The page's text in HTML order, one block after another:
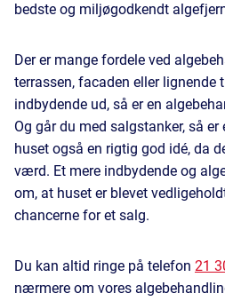
bedste og miljøgodkendt
Der er mange fordele ved
terrassen, facaden eller lignende
indbydende ud, så er en
Og går du med salgstanker, så
huset også en rigtig god idé, da
værd. Et mere indbydende og
om, at huset er blevet
chancerne for et salg.
Du kan altid ringe på telefon 21
nærmere om vores